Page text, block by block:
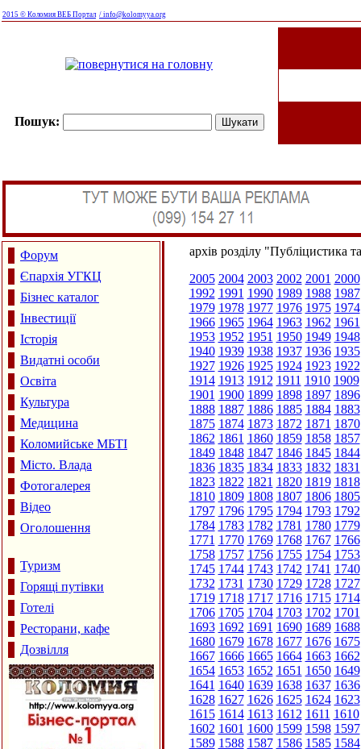
2015 © Коломия ВЕБ Портал / info@kolomyya.org
Пошук:
Форум
Єпархія УГКЦ
Бізнес каталог
Інвестиції
Історія
Видатні особи
Освіта
Культура
Медицина
Коломийське МБТІ
Місто. Влада
Фотогалерея
Відео
Оголошення
Туризм
Горящі путівки
Готелі
Ресторани, кафе
Дозвілля
архів розділу "Публіцистика
2005 2004 2003 2002 2001 2000
1992 1991 1990 1989 1988 1987
1979 1978 1977 1976 1975 1974
1966 1965 1964 1963 1962 1961
1953 1952 1951 1950 1949 1948
1940 1939 1938 1937 1936 1935
1927 1926 1925 1924 1923 1922
1914 1913 1912 1911 1910 1909
1901 1900 1899 1898 1897 1896
1888 1887 1886 1885 1884 1883
1875 1874 1873 1872 1871 1870
1862 1861 1860 1859 1858 1857
1849 1848 1847 1846 1845 1844
1836 1835 1834 1833 1832 1831
1823 1822 1821 1820 1819 1818
1810 1809 1808 1807 1806 1805
1797 1796 1795 1794 1793 1792
1784 1783 1782 1781 1780 1779
1771 1770 1769 1768 1767 1766
1758 1757 1756 1755 1754 1753
1745 1744 1743 1742 1741 1740
1732 1731 1730 1729 1728 1727
1719 1718 1717 1716 1715 1714
1706 1705 1704 1703 1702 1701
1693 1692 1691 1690 1689 1688
1680 1679 1678 1677 1676 1675
1667 1666 1665 1664 1663 1662
1654 1653 1652 1651 1650 1649
1641 1640 1639 1638 1637 1636
1628 1627 1626 1625 1624 1623
1615 1614 1613 1612 1611 1610
1602 1601 1600 1599 1598 1597
1589 1588 1587 1586 1585 1584